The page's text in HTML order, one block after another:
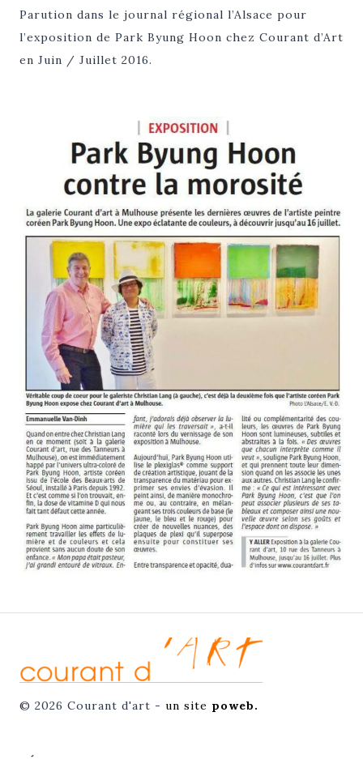
Parution dans le journal régional l’Alsace pour
l’exposition de Park Byung Hoon chez Courant d’Art
en Juin / Juillet 2016.
© 2026 Courant d'art - un site poweb.